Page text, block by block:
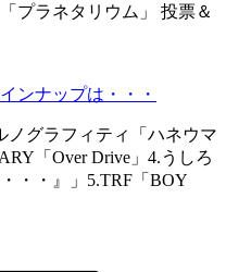
プラネタリウム」 投票＆
ンナップは・・・
ノグラフィティ「ハネウマ
「Over Drive」4.うしろ
・・』」5.TRF「BOY